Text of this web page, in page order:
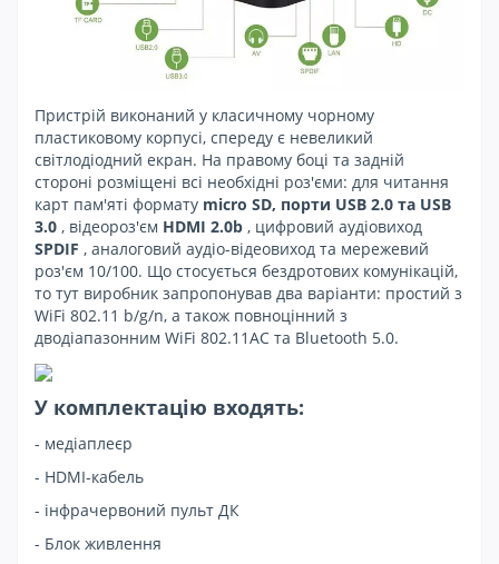
Пристрій виконаний у класичному чорному
пластиковому корпусі, спереду є невеликий
світлодіодний екран. На правому боці та задній
стороні розміщені всі необхідні роз'єми: для читання
карт пам'яті формату micro SD, порти USB 2.0 та USB
3.0 , відеороз'єм HDMI 2.0b , цифровий аудіовиход
SPDIF , аналоговий аудіо-відеовиход та мережевий
роз'єм 10/100. Що стосується бездротових комунікацій,
то тут виробник запропонував два варіанти: простий з
WiFi 802.11 b/g/n, а також повноцінний з
дводіапазонним WiFi 802.11AC та Bluetooth 5.0.
У комплектацію входять:
- медіаплеєр
- HDMI-кабель
- інфрачервоний пульт ДК
- Блок живлення